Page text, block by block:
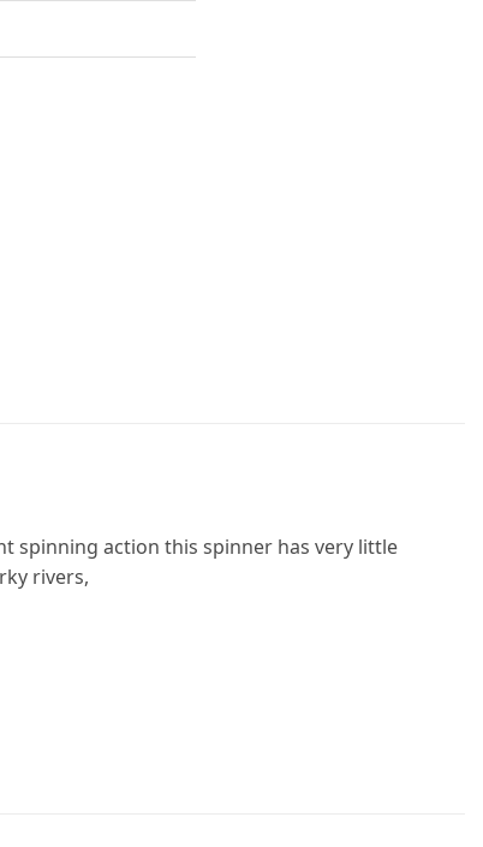
spinning action this spinner has very little
rivers,